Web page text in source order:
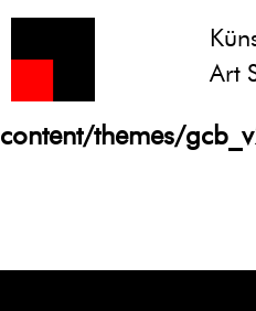
Notice
: Undefined
/homepages/21/
content/themes/
Art